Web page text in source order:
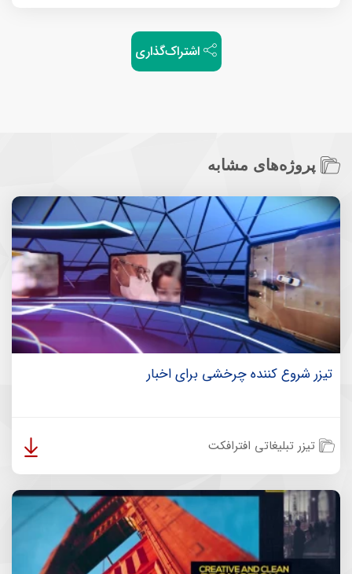
اشتراک‌گذاری
پروژه‌های مشابه
تیزر شروع کننده چرخشی برای اخبار
تیزر تبلیغاتی افترافکت